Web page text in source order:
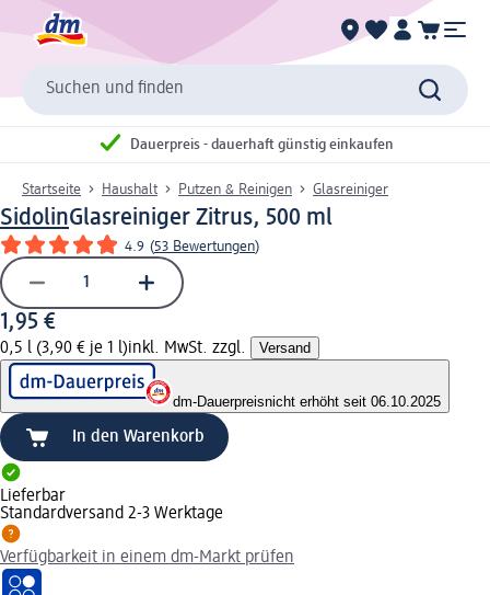
Suchen und finden
Dauerpreis - dauerhaft günstig einkaufen
Startseite Haushalt Putzen & Reinigen Glasreiniger
SidolinGlasreiniger Zitrus, 500 ml
4.9 (53 Bewertungen)
1,95 €
0,5 l (3,90 € je 1 l)inkl. MwSt. zzgl. Versand
dm-Dauerpreisnicht erhöht seit 06.10.2025
In den Warenkorb
Lieferbar
Standardversand 2-3 Werktage
Verfügbarkeit in einem dm-Markt prüfen